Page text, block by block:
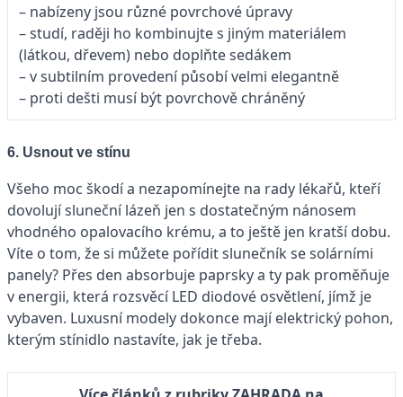
– nabízeny jsou různé povrchové úpravy
– studí, raději ho kombinujte s jiným materiálem
(látkou, dřevem) nebo doplňte sedákem
– v subtilním provedení působí velmi elegantně
– proti dešti musí být povrchově chráněný
6. Usnout ve stínu
Všeho moc škodí a nezapomínejte na rady lékařů, kteří
dovolují sluneční lázeň jen s dostatečným nánosem
vhodného opalovacího krému, a to ještě jen kratší dobu.
Víte o tom, že si můžete pořídit slunečník se solárními
panely? Přes den absorbuje paprsky a ty pak proměňuje
v energii, která rozsvěcí LED diodové osvětlení, jímž je
vybaven. Luxusní modely dokonce mají elektrický pohon,
kterým stínidlo nastavíte, jak je třeba.